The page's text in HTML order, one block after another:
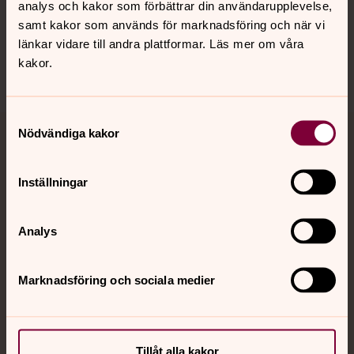
analys och kakor som förbättrar din användarupplevelse,
samt kakor som används för marknadsföring och när vi
länkar vidare till andra plattformar. Läs mer om våra
kakor.
Nödvändiga kakor
Inställningar
Analys
Marknadsföring och sociala medier
Tillåt alla kakor
Sociala kanaler
Akut samtals- och krisstöd. Prata eller chatta anonymt
Telefon 112